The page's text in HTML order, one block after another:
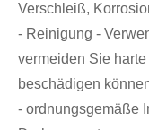
Verschleiß,
- Reinigung -
vermeiden Sie
beschädigen
- ordnungsgemäße